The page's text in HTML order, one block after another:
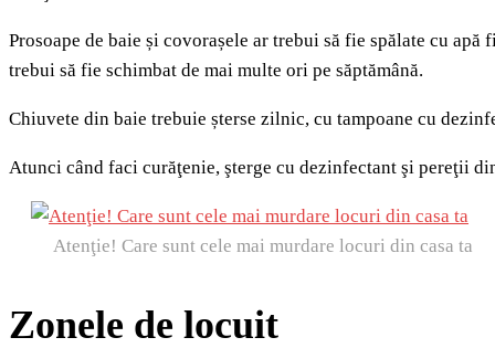
Prosoape de baie și covorașele ar trebui să fie spălate cu
trebui să fie schimbat de mai multe ori pe săptămână.
Chiuvete din baie trebuie șterse zilnic, cu tampoane cu
Atunci când faci curăţenie, şterge cu dezinfectant şi pereţii
Atenţie! Care sunt cele mai murdare locuri din casa ta
Zonele de locuit